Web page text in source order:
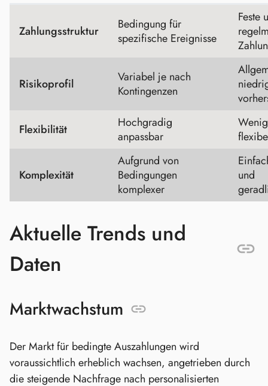
Zahlungsstruktur
Bedingung für
spezifische Ereignisse
Feste
Risikoprofil
Variabel je nach
Kontingenzen
Flexibilität
Hochgradig
anpassbar
Komplexität
Aufgrund von
Bedingungen
komplexer
und
Aktuelle Trends und
Daten
Marktwachstum
Der Markt für bedingte Auszahlungen wird
voraussichtlich erheblich wachsen, angetrieben durch
die steigende Nachfrage nach personalisierten